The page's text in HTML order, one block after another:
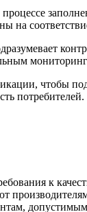
на
чтобы
потребителей.
к